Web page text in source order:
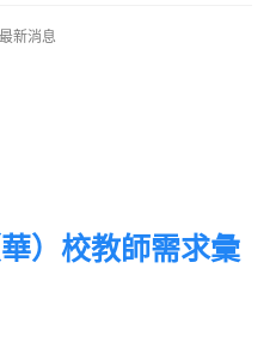
最新消息
）校教師需求彙